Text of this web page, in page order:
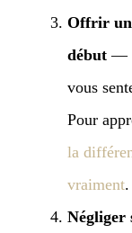
Offrir
début —
vous
Pour
la
vraiment.
Négliger